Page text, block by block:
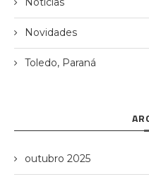
Novidades
Toledo, Paraná
outubro 2025